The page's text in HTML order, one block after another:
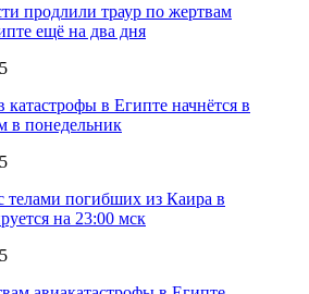
продлили траур по жертвам
ещё на два дня
в Египте начнётся в
в понедельник
телами погибших из Каира в
на 23:00 мск